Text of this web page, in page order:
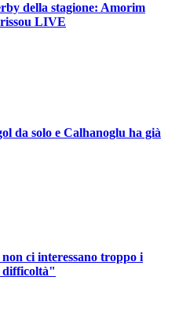
della stagione: Amorim
LIVE
da solo e Calhanoglu ha già
ci interessano troppo i
difficoltà"